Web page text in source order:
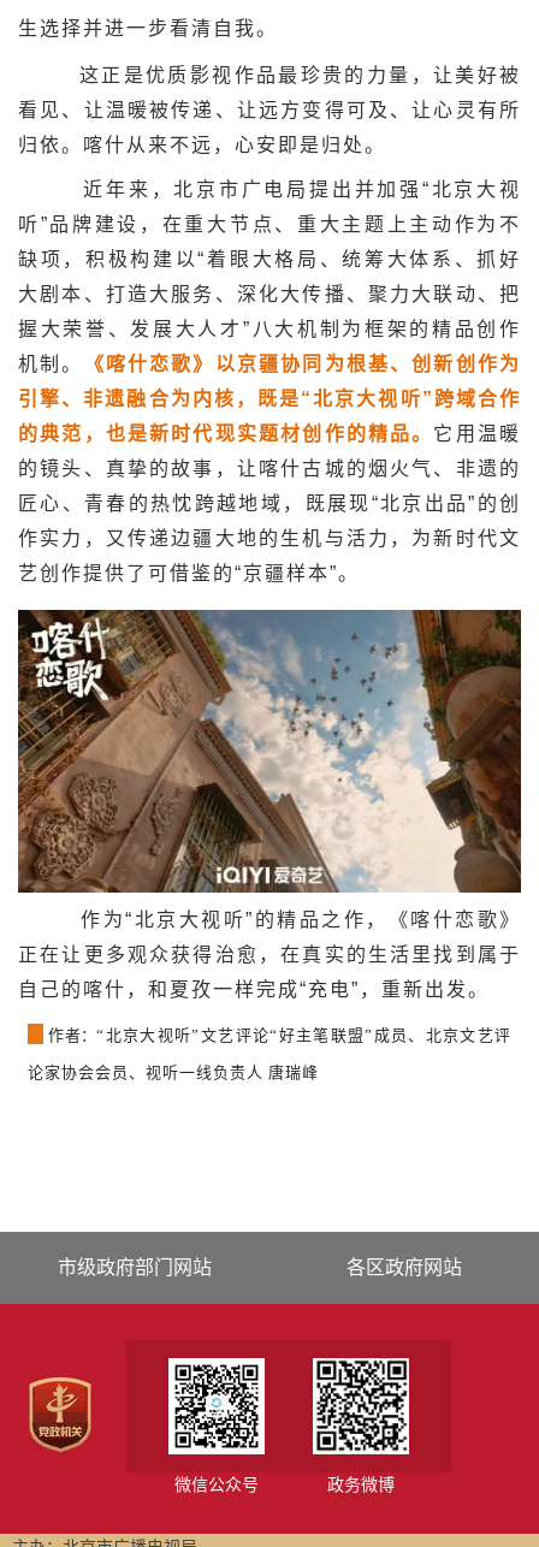
生选择并进一步看清自我。
这正是优质影视作品最珍贵的力量，让美好被
看见、让温暖被传递、让远方变得可及、让心灵有所
归依。喀什从来不远，心安即是归处。
近年来，北京市广电局提出并加强“北京大视
听”品牌建设，在重大节点、重大主题上主动作为不
缺项，积极构建以“着眼大格局、统筹大体系、抓好
大剧本、打造大服务、深化大传播、聚力大联动、把
握大荣誉、发展大人才”八大机制为框架的精品创作
机制。
《喀什恋歌》以京疆协同为根基、创新创作为
引擎、非遗融合为内核，既是“北京大视听”跨域合作
的典范，也是新时代现实题材创作的精品。 它用温暖
的镜头、真挚的故事，让喀什古城的烟火气、非遗的
匠心、青春的热忱跨越地域，既展现“北京出品”的创
作实力，又传递边疆大地的生机与活力，为新时代文
艺创作提供了可借鉴的“京疆样本”。
作为“北京大视听”的精品之作，《喀什恋歌》
正在让更多观众获得治愈，在真实的生活里找到属于
自己的喀什，和夏孜一样完成“充电”，重新出发。
作者：“北京大视听”文艺评论“好主笔联盟”成员、北京文艺评
论家协会会员、视听一线负责人 唐瑞峰
市级政府部门网站 各区政府网站
微信公众号 政务微博